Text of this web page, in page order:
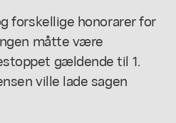
forskellige honorarer for
måtte være
gældende til 1.
ville lade sagen